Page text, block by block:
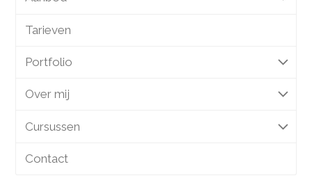
Tarieven
Portfolio
Over mij
Cursussen
Contact